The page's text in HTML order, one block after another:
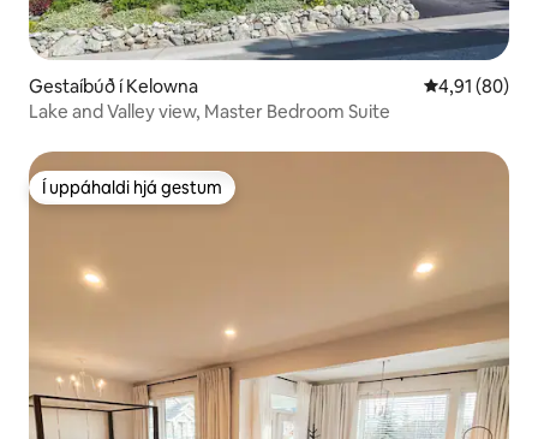
Gestaíbúð í Kelowna 4,91 af 5 í
4,91 (80)
Lake and Valley view, Master Bedroom Suite
Í uppáhaldi hjá gestum
Í uppáhaldi hjá gestum